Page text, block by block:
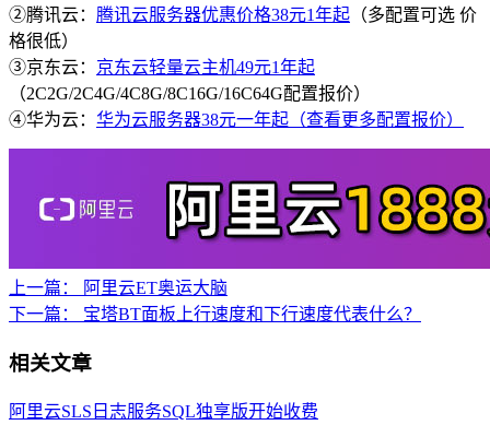
②腾讯云： 腾讯云服务器优惠价格38元1年起 （多配置可选 价
格很低）
③京东云： 京东云轻量云主机49元1年起
（2C2G/2C4G/4C8G/8C16G/16C64G配置报价）
④华为云： 华为云服务器38元一年起（查看更多配置报价）
上一篇：
阿里云ET奥运大脑
下一篇：
宝塔BT面板上行速度和下行速度代表什么？
相关文章
阿里云SLS日志服务SQL独享版开始收费